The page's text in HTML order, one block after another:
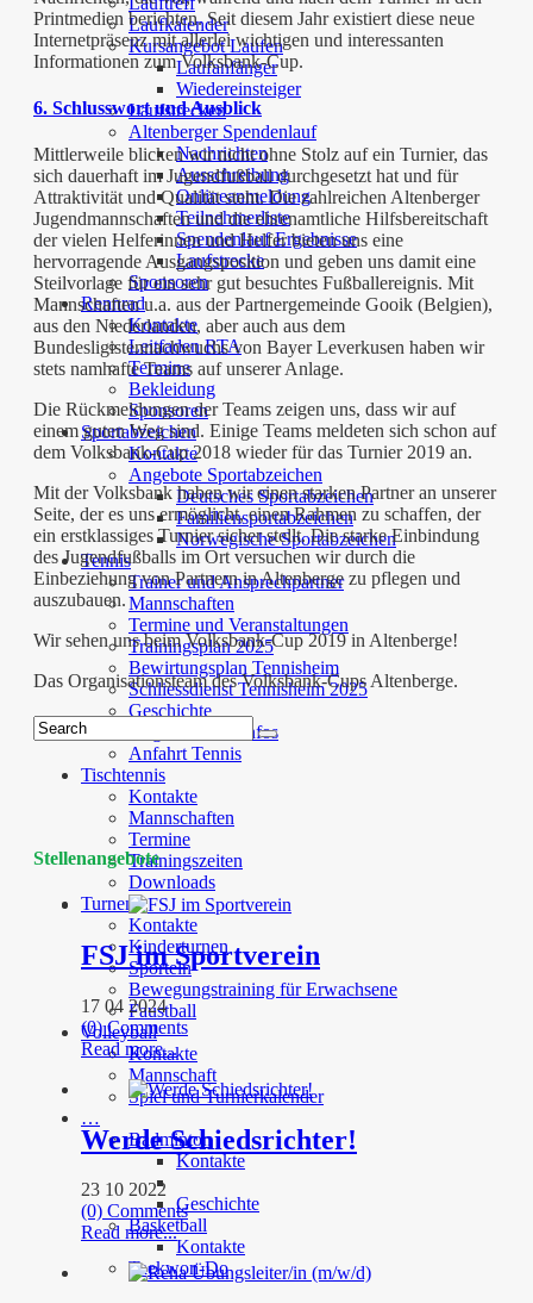
Laufkalender
Kursangebot Laufen
Laufanfänger
Wiedereinsteiger
Laufstrecken
Altenberger Spendenlauf
Nachrichten
Ausschreibung
Onlineanmeldung
Teilnehmerliste
Spendenlauf Ergebnisse
Laufstrecke
Sponsoren
Rennrad
Kontakte
Leitfaden RTA
Termine
Bekleidung
Sponsoren
Sportabzeichen
Kontakte
Angebote Sportabzeichen
Deutsches Sportabzeichen
Familiensportabzeichen
Norwegische Sportabzeichen
Tennis
Trainer und Ansprechpartner
Mannschaften
Termine und Veranstaltungen
Trainingsplan 2025
Bewirtungsplan Tennisheim
Schliessdienst Tennisheim 2025
Geschichte
Angebote und Infos
Anfahrt Tennis
Tischtennis
Kontakte
Mannschaften
Termine
Trainingszeiten
Downloads
Turnen
Kontakte
Kinderturnen
Sporteln
Bewegungstraining für Erwachsene
Faustball
Volleyball
Kontakte
Mannschaft
Spiel und Turnierkalender
…
Badminton
Kontakte
Geschichte
Basketball
Kontakte
Taekwon-Do
Printmedien berichten. Seit diesem Jahr existiert diese neue
Internetpräsenz mit allerlei wichtigen und interessanten
Informationen zum Volksbank-Cup.
6. Schlusswort und Ausblick
Mittlerweile blicken wir nicht ohne Stolz auf ein Turnier, das
sich dauerhaft im Jugendfußball durchgesetzt hat und für
Attraktivität und Qualität steht. Die zahlreichen Altenberger
Jugendmannschaften und die ehrenamtliche Hilfsbereitschaft
der vielen Helferinnen und Helfer bieten uns eine
hervorragende Ausgangsposition und geben uns damit eine
Steilvorlage für ein sehr gut besuchtes Fußballereignis. Mit
Mannschaften u.a. aus der Partnergemeinde Gooik (Belgien),
aus den Niederlanden, aber auch aus dem
Bundesligistennachwuchs von Bayer Leverkusen haben wir
stets namhafte Teams auf unserer Anlage.
Die Rückmeldungen der Teams zeigen uns, dass wir auf
einem guten Weg sind. Einige Teams meldeten sich schon auf
dem Volksbank-Cup 2018 wieder für das Turnier 2019 an.
Mit der Volksbank haben wir einen starken Partner an unserer
Seite, der es uns ermöglicht, einen Rahmen zu schaffen, der
ein erstklassiges Turnier sicher stellt. Die starke Einbindung
des Jugendfußballs im Ort versuchen wir durch die
Einbeziehung von Partnern in Altenberge zu pflegen und
auszubauen.
Wir sehen uns beim Volksbank-Cup 2019 in Altenberge!
Das Organisationsteam des Volksbank-Cups Altenberge.
Stellenangebote
FSJ im Sportverein
17 04 2024
(0) Comments
Read more...
Werde Schiedsrichter!
23 10 2022
(0) Comments
Read more...